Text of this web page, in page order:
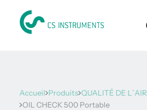
Accueil Produits QUALITÉ DE L`AIR
OIL CHECK 500 Portable